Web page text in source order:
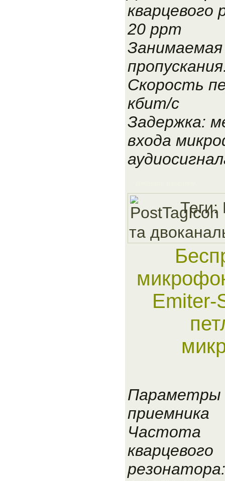
кварцевого
20 ppm
Занимаемая
Скорость
кбит/с
Задержка:
входа
Теги:
та
Emiter-
Параметры
приемника
Частота
кварцевого
резонатора: